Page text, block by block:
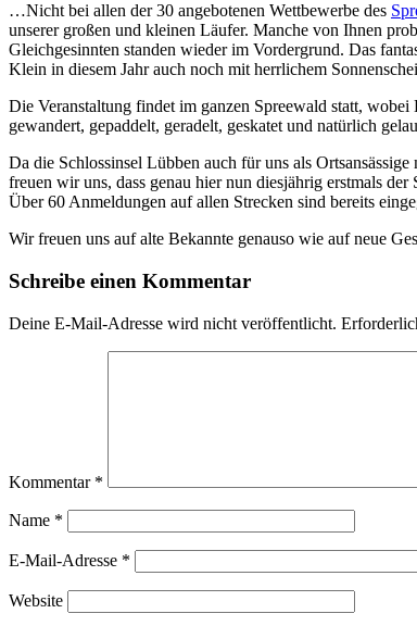
…Nicht bei allen der 30 angebotenen Wettbewerbe des
unserer großen und kleinen Läufer. Manche von Ihnen
Gleichgesinnten standen wieder im Vordergrund. Das
Klein in diesem Jahr auch noch mit herrlichem
Die Veranstaltung findet im ganzen Spreewald statt,
gewandert, gepaddelt, geradelt, geskatet und natürlich
Da die Schlossinsel Lübben auch für uns als
freuen wir uns, dass genau hier nun diesjährig erstmals
Über 60 Anmeldungen auf allen Strecken sind bereits
Wir freuen uns auf alte Bekannte genauso wie auf neue
Schreibe einen Kommentar
Deine E-Mail-Adresse wird nicht veröffentlicht.
Kommentar *
Name *
E-Mail-Adresse *
Website